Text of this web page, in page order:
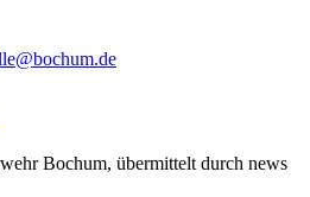
Bochum, übermittelt durch news